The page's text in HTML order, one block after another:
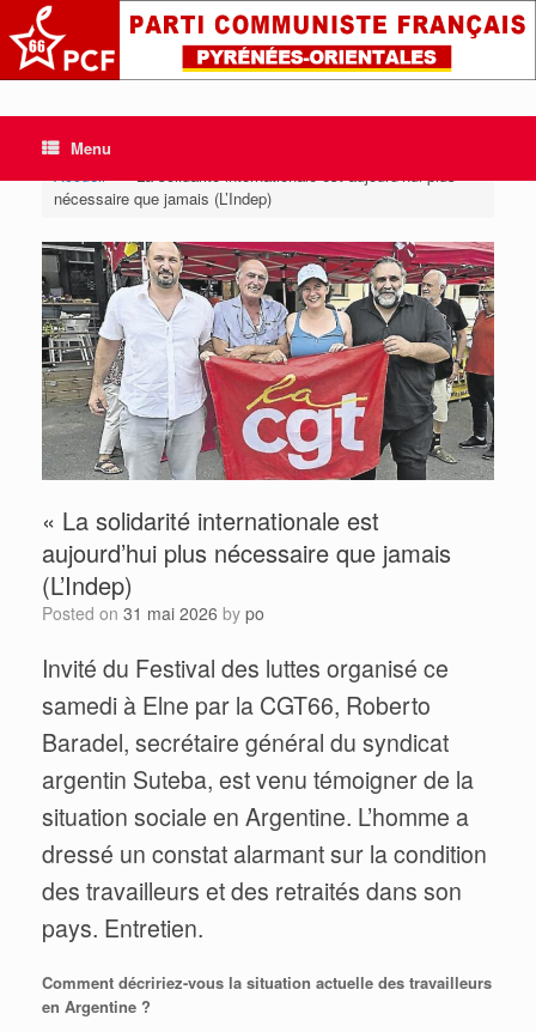
to
content
Menu
Accueil»« La solidarité internationale est aujourd’hui plus
nécessaire que jamais (L’Indep)
« La solidarité internationale est
aujourd’hui plus nécessaire que jamais
(L’Indep)
Posted on 31 mai 2026 by po
Invité du Festival des luttes organisé ce
samedi à Elne par la CGT66, Roberto
Baradel, secrétaire général du syndicat
argentin Suteba, est venu témoigner de la
situation sociale en Argentine. L’homme a
dressé un constat alarmant sur la condition
des travailleurs et des retraités dans son
pays. Entretien.
Comment décririez-vous la situation actuelle des travailleurs
en Argentine ?